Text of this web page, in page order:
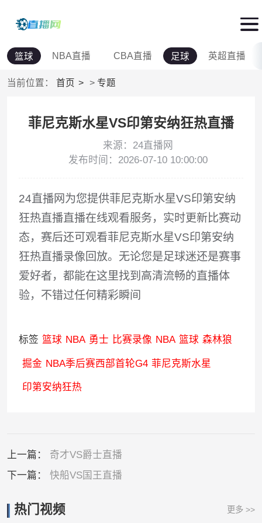
篮球 NBA直播 CBA直播 足球 英超直播
当前位置： 首页 > 专题
菲尼克斯水星VS印第安纳狂热直播
来源：24直播网
发布时间：2026-07-10 10:00:00
24直播网为您提供菲尼克斯水星VS印第安纳
狂热直播直播在线观看服务，实时更新比赛动
态，赛后还可观看菲尼克斯水星VS印第安纳
狂热直播录像回放。无论您是足球迷还是赛事
爱好者，都能在这里找到高清流畅的直播体
验，不错过任何精彩瞬间
标签 篮球 NBA 勇士 比赛录像 NBA 篮球 森林狼
掘金 NBA季后赛西部首轮G4 菲尼克斯水星
印第安纳狂热
上一篇： 奇才VS爵士直播
下一篇： 快船VS国王直播
热门视频 更多 >>